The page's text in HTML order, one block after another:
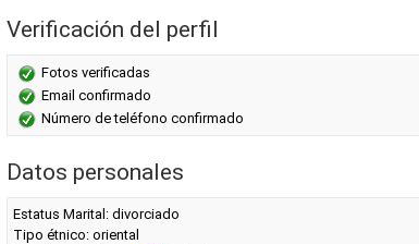
Verificación del perfil
Fotos verificadas
Email confirmado
Número de teléfono confirmado
Datos personales
Estatus Marital: divorciado
Tipo étnico: oriental